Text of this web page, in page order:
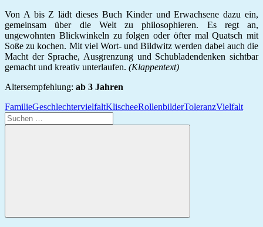
Von A bis Z lädt dieses Buch Kinder und Erwachsene dazu ein,
gemeinsam über die Welt zu philosophieren. Es regt an,
ungewohnten Blickwinkeln zu folgen oder öfter mal Quatsch mit
Soße zu kochen. Mit viel Wort- und Bildwitz werden dabei auch die
Macht der Sprache, Ausgrenzung und Schubladendenken sichtbar
gemacht und kreativ unterlaufen. (Klappentext)
Altersempfehlung: ab 3 Jahren
FamilieGeschlechtervielfaltKlischeeRollenbilderToleranzVielfalt
Suchen
nach:
Suchen